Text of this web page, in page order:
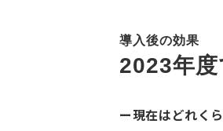
導入後の効果
2023年
ー現在はどれく